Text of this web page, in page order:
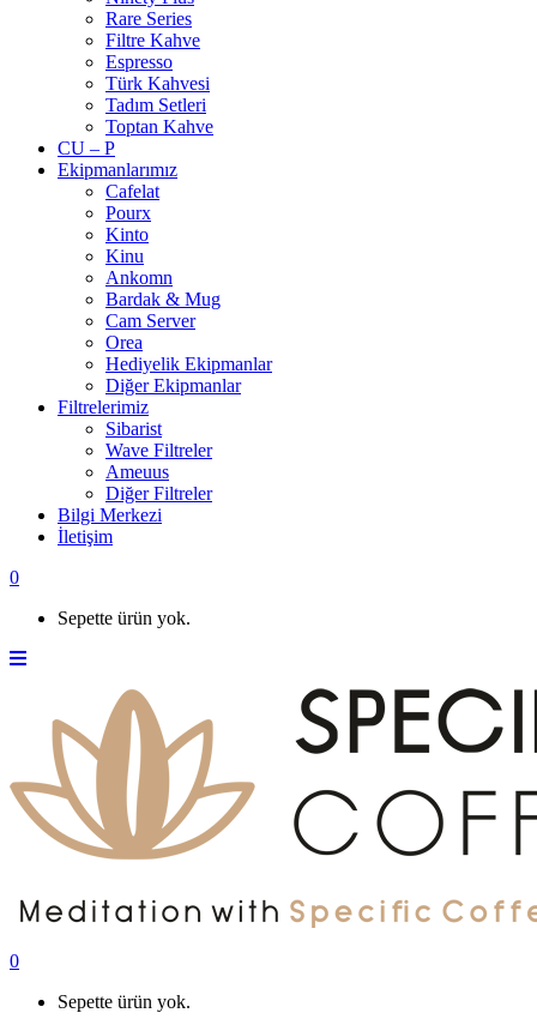
Rare Series
Filtre Kahve
Espresso
Türk Kahvesi
Tadım Setleri
Toptan Kahve
CU – P
Ekipmanlarımız
Cafelat
Pourx
Kinto
Kinu
Ankomn
Bardak & Mug
Cam Server
Orea
Hediyelik Ekipmanlar
Diğer Ekipmanlar
Filtrelerimiz
Sibarist
Wave Filtreler
Ameuus
Diğer Filtreler
Bilgi Merkezi
İletişim
0
Sepette ürün yok.
0
Sepette ürün yok.